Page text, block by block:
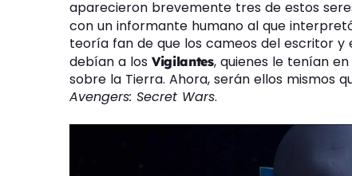
aparecieron brevemente tres de estos
con un informante humano al que
teoría fan de que los cameos del escritor
debían a los Vigilantes, quienes le tenían
sobre la Tierra. Ahora, serán ellos mismos
Avengers: Secret Wars.